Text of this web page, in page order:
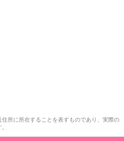
所に所在することを表すものであり、実際の